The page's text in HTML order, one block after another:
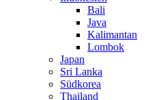
Bali
Java
Kalimantan
Lombok
Japan
Sri Lanka
Südkorea
Thailand